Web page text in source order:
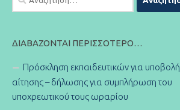
για:
ΔΙΑΒΆΖΟΝΤΑΙ ΠΕΡΙΣΣΌΤΕΡΟ…
Πρόσκληση εκπαιδευτικών για υποβολή
αίτησης – δήλωσης για συμπλήρωση του
υποχρεωτικού τους ωραρίου